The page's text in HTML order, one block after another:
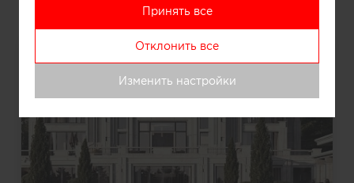
Принять все
Отклонить все
Изменить настройки